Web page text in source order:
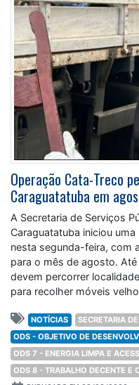
Operação Cata-Treco
Caraguatatuba em
A Secretaria de Serviços
Caraguatatuba iniciou
nesta segunda-feira, com
para o mês de agosto.
devem percorrer
para recolher móveis
NOTÍCIAS
SECRETARIA
ODS - OBJETIVO DE
ODS 7 - ENERGIA LIMPA E
ODS 8 - TRABALHO DECENTE E